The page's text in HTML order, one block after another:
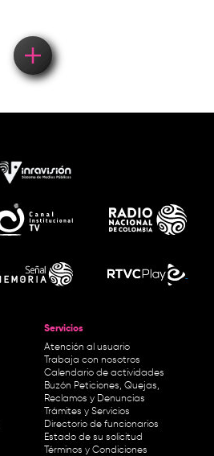
Servicios
Atención al usuario
Trabaja con nosotros
Calendario de actividades
Buzón Peticiones, Quejas,
Reclamos y Denuncias
Trámites y Servicios
Directorio de funcionarios
Estado de su solicitud
Términos y Condiciones